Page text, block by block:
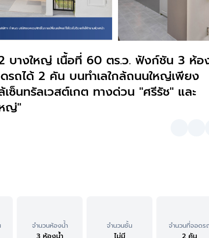
บางใหญ่ เนื้อที่ 60 ตร.ว. ฟังก์ชัน 3 ห้อ
ถได้ 2 คัน บนทำเลใกล้ถนนใหญ่เพียง
ซ็นทรัลเวสต์เกต ทางด่วน "ศรีรัช" และ
ญ่"
จำนวนห้องน้ำ จำนวนชั้น จำนวนที่จอดร